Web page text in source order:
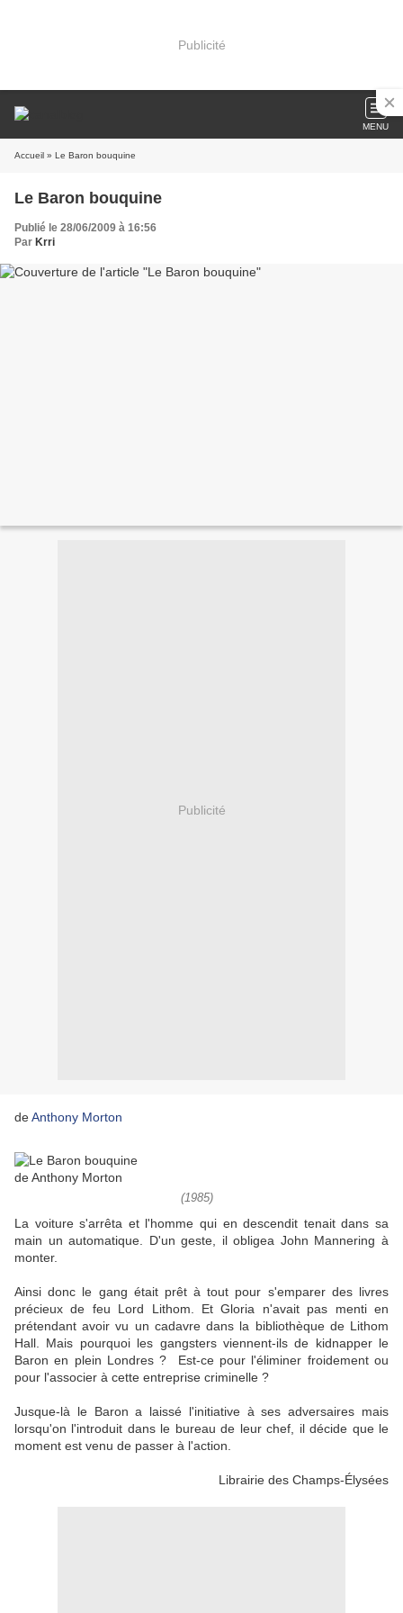
Publicité
MENU
Accueil » Le Baron bouquine
Le Baron bouquine
Publié le 28/06/2009 à 16:56
Par Krri
Publicité
deAnthony Morton
(1985)
La voiture s'arrêta et l'homme qui en descendit tenait dans sa
main un automatique. D'un geste, il obligea John Mannering à
monter.
Ainsi donc le gang était prêt à tout pour s'emparer des livres
précieux de feu Lord Lithom. Et Gloria n'avait pas menti en
prétendant avoir vu un cadavre dans la bibliothèque de Lithom
Hall. Mais pourquoi les gangsters viennent-ils de kidnapper le
Baron en plein Londres ? Est-ce pour l'éliminer froidement ou
pour l'associer à cette entreprise criminelle ?
Jusque-là le Baron a laissé l'initiative à ses adversaires mais
lorsqu'on l'introduit dans le bureau de leur chef, il décide que le
moment est venu de passer à l'action.
Librairie des Champs-Élysées